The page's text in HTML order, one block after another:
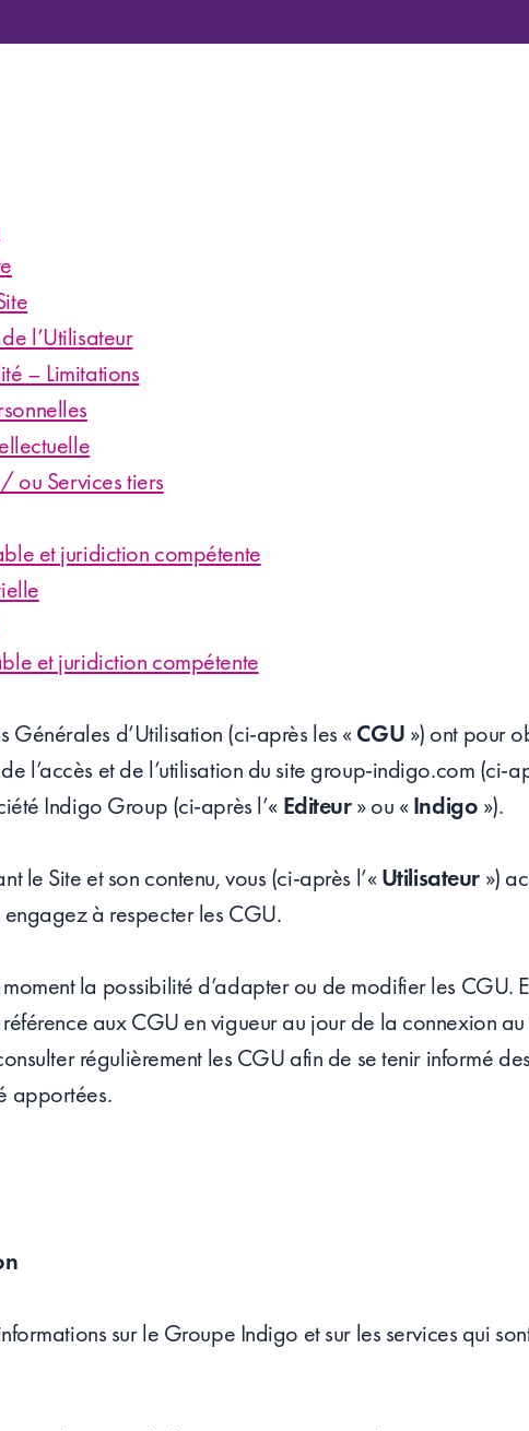
l’Utilisateur
– Limitations
ou Services tiers
et juridiction compétente
et juridiction compétente
Générales d’Utilisation (ci-après les «CGU ») ont pour
l’accès et de l’utilisation du site group-indigo.com (ci-
Indigo Group (ci-après l’« Editeur» ou «Indigo »).
le Site et son contenu, vous (ci-après l’«Utilisateur »)
à respecter les CGU.
la possibilité d’adapter ou de modifier les CGU.
aux CGU en vigueur au jour de la connexion au
régulièrement les CGU afin de se tenir informé
apportées.
sur le Groupe Indigo et sur les services qui